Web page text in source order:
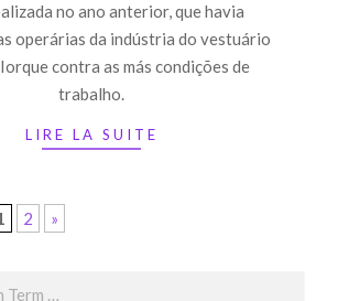
no ano anterior, que havia
operárias da indústria do vestuário
contra as más condições de
trabalho.
LIRE LA SUITE
2 »